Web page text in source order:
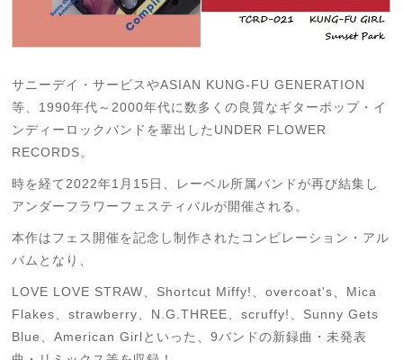
サニーデイ・サービスやASIAN KUNG-FU GENERATION
等、 1990年代～2000年代に数多くの良質なギターポップ・イ
ンディーロックバンドを輩出したUNDER FLOWER
RECORDS。
時を経て2022年1月15日、レーベル所属バンドが再び結集し
アンダーフラワーフェスティバルが開催される。
本作はフェス開催を記念し制作されたコンピレーション・アル
バムとなり、
LOVE LOVE STRAW、Shortcut Miffy!、overcoat's、Mica
Flakes、strawberry、N.G.THREE、scruffy!、Sunny Gets
Blue、American Girlといった、9バンドの新録曲・未発表